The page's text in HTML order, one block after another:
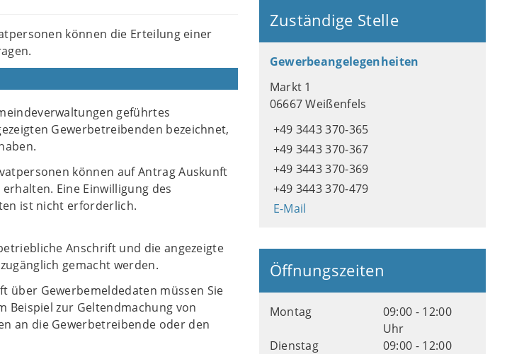
können die Erteilung einer
geführtes
Gewerbetreibenden bezeichnet,
können auf Antrag Auskunft
Eine Einwilligung des
ist nicht erforderlich.
Anschrift und die angezeigte
gemacht werden.
über Gewerbemeldedaten müssen Sie
Beispiel zur Geltendmachung von
an die Gewerbetreibende oder den
Zuständige Stelle
Gewerbeangelegenheiten
Markt 1
06667 Weißenfels
+49 3443 370-365
+49 3443 370-367
+49 3443 370-369
+49 3443 370-479
E-Mail
Öffnungszeiten
Montag
09:00 - 12:00
Uhr
Dienstag
09:00 - 12:00